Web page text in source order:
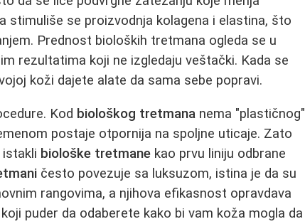
se proizvodnja kolagena i elastina, što
Prednost bioloških tretmana ogleda se u
rezultatima koji ne izgledaju veštački. Kada se
koži dajete alate da sama sebe popravi.
Kod biološkog tretmana nema "plastičnog"
postaje otpornija na spoljne uticaje. Zato
biološke tretmane kao prvu liniju odbrane
često povezuje sa luksuzom, istina je da su
rangovima, a njihova efikasnost opravdava
puder da odaberete kako bi vam koža mogla da